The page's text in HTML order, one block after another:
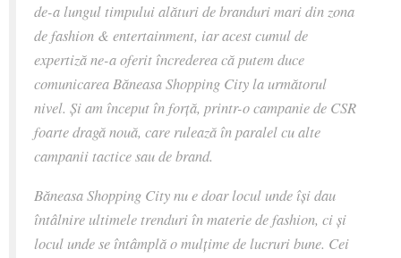
de-a lungul timpului alături de branduri mari din zona
de fashion & entertainment, iar acest cumul de
expertiză ne-a oferit încrederea că putem duce
comunicarea Băneasa Shopping City la următorul
nivel. Și am început în forță, printr-o campanie de CSR
foarte dragă nouă, care rulează în paralel cu alte
campanii tactice sau de brand.
Băneasa Shopping City nu e doar locul unde își dau
întâlnire ultimele trenduri în materie de fashion, ci și
locul unde se întâmplă o mulțime de lucruri bune. Cei